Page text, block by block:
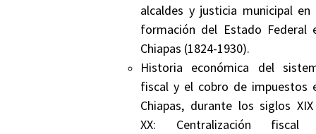
alcaldes y justicia municipal en
formación del Estado Federal
Chiapas (1824-1930).
Historia económica del
fiscal y el cobro de impuestos
Chiapas, durante los siglos
XX: Centralización fiscal